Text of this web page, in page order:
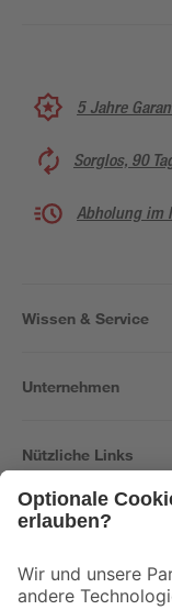
5 Jahre
Sorglos, 90
Abholung im
Wissen & Service
Unternehmen
Nützliche Links
Der toom Newsletter: